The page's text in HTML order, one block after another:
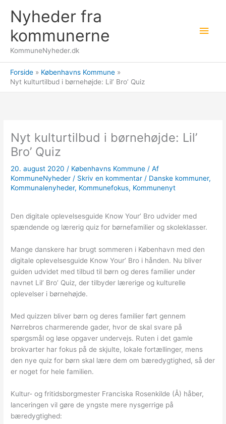
indholdet
Nyheder fra
kommunerne
KommuneNyheder.dk
Forside
Københavns Kommune
Nyt kulturtilbud i børnehøjde: Lil’ Bro’ Quiz
Nyt kulturtilbud i børnehøjde: Lil’
Bro’ Quiz
20. august 2020 / Københavns Kommune / Af
KommuneNyheder / Skriv en kommentar / Danske kommuner,
Kommunalenyheder, Kommunefokus, Kommunenyt
Den digitale oplevelsesguide Know Your’ Bro udvider med
spændende og lærerig quiz for børnefamilier og skoleklasser.
Mange danskere har brugt sommeren i København med den
digitale oplevelsesguide Know Your’ Bro i hånden. Nu bliver
guiden udvidet med tilbud til børn og deres familier under
navnet Lil’ Bro’ Quiz, der tilbyder lærerige og kulturelle
oplevelser i børnehøjde.
Med quizzen bliver børn og deres familier ført gennem
Nørrebros charmerende gader, hvor de skal svare på
spørgsmål og løse opgaver undervejs. Ruten i det gamle
brokvarter har fokus på de skjulte, lokale fortællinger, mens
den nye quiz for børn skal lære dem om bæredygtighed, så der
er noget for hele familien.
Kultur- og fritidsborgmester Franciska Rosenkilde (Å) håber,
lanceringen vil gøre de yngste mere nysgerrige på
bæredygtighed: